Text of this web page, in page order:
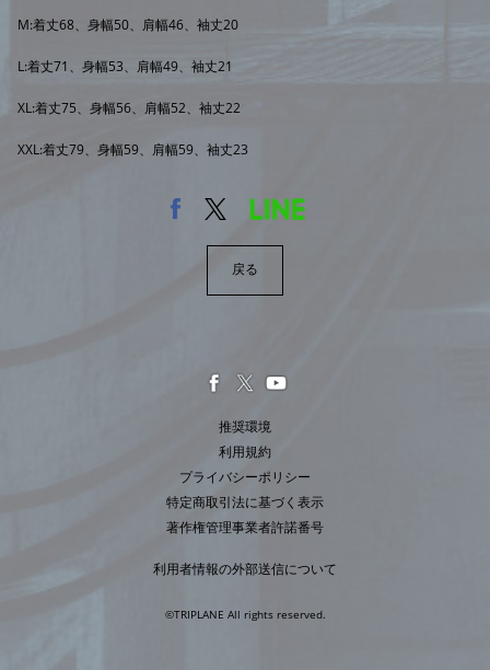
M:着丈68、身幅50、肩幅46、袖丈20
L:着丈71、身幅53、肩幅49、袖丈21
XL:着丈75、身幅56、肩幅52、袖丈22
XXL:着丈79、身幅59、肩幅59、袖丈23
戻る
推奨環境
利用規約
プライバシーポリシー
特定商取引法に基づく表示
著作権管理事業者許諾番号
利用者情報の外部送信について
©TRIPLANE All rights reserved.